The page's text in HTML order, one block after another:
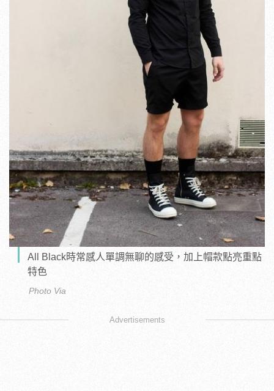
All Black時常感人單調無聊的感受，加上帽款點亮重點
特色
Photo Via
Advertisements